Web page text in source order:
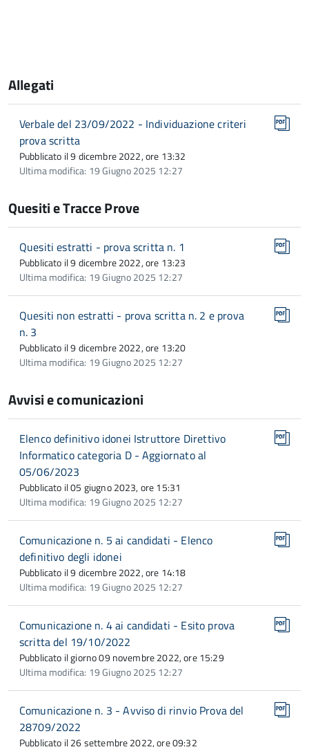
Allegati
Verbale del 23/09/2022 - Individuazione criteri
prova scritta
Pubblicato il 9 dicembre 2022, ore 13:32
Ultima modifica: 19 Giugno 2025 12:27
Quesiti e Tracce Prove
Quesiti estratti - prova scritta n. 1
Pubblicato il 9 dicembre 2022, ore 13:23
Ultima modifica: 19 Giugno 2025 12:27
Quesiti non estratti - prova scritta n. 2 e prova
n. 3
Pubblicato il 9 dicembre 2022, ore 13:20
Ultima modifica: 19 Giugno 2025 12:27
Avvisi e comunicazioni
Elenco definitivo idonei Istruttore Direttivo
Informatico categoria D - Aggiornato al
05/06/2023
Pubblicato il 05 giugno 2023, ore 15:31
Ultima modifica: 19 Giugno 2025 12:27
Comunicazione n. 5 ai candidati - Elenco
definitivo degli idonei
Pubblicato il 9 dicembre 2022, ore 14:18
Ultima modifica: 19 Giugno 2025 12:27
Comunicazione n. 4 ai candidati - Esito prova
scritta del 19/10/2022
Pubblicato il giorno 09 novembre 2022, ore 15:29
Ultima modifica: 19 Giugno 2025 12:27
Comunicazione n. 3 - Avviso di rinvio Prova del
28709/2022
Pubblicato il 26 settembre 2022, ore 09:32